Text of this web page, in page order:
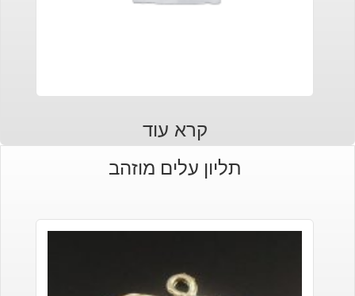
קרא עוד
תליון עלים מוזהב